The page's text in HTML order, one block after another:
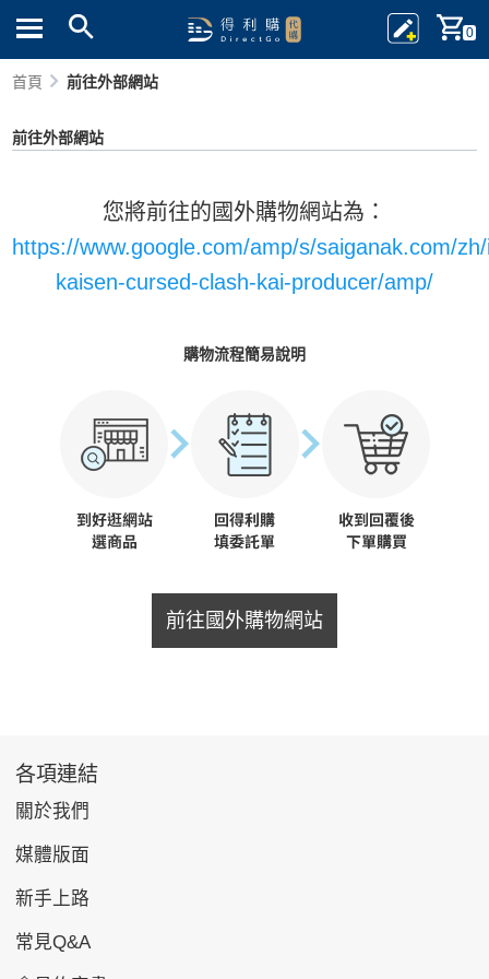
0
首頁 前往外部網站
前往外部網站
您將前往的國外購物網站為：
https://www.google.com/amp/s/saiganak.com/
kaisen-cursed-clash-kai-producer/amp/
購物流程簡易說明
前往國外購物網站
各項連結
關於我們
媒體版面
新手上路
常見Q&A